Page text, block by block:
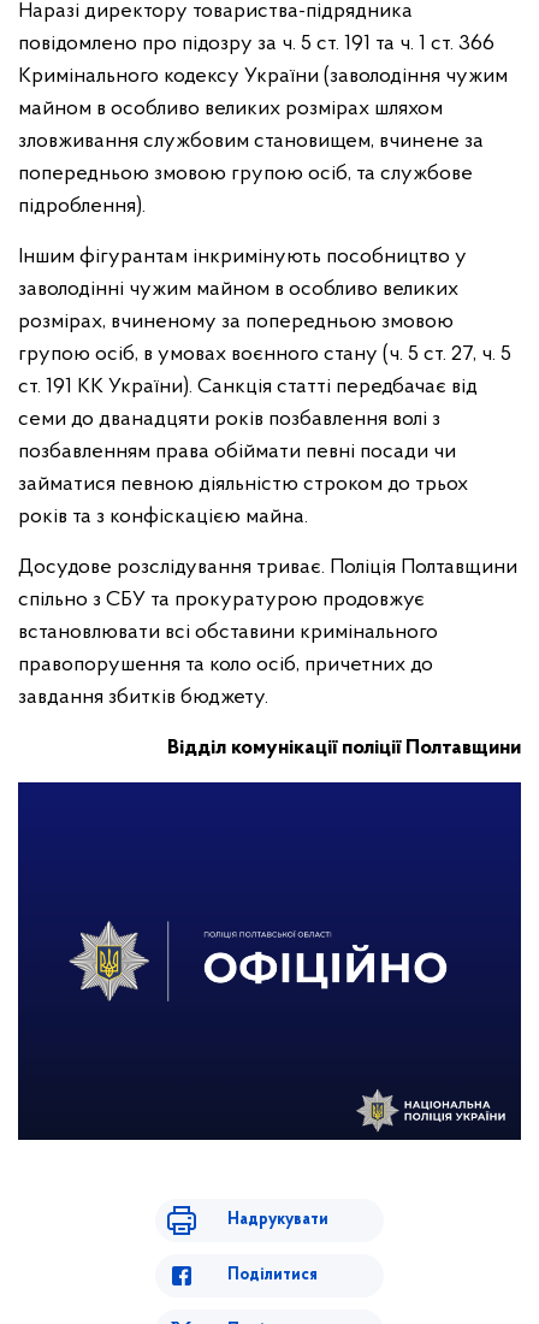
Наразі директору товариства-підрядника
повідомлено про підозру за ч. 5 ст. 191 та ч. 1 ст. 366
Кримінального кодексу України (заволодіння чужим
майном в особливо великих розмірах шляхом
зловживання службовим становищем, вчинене за
попередньою змовою групою осіб, та службове
підроблення).
Іншим фігурантам інкримінують пособництво у
заволодінні чужим майном в особливо великих
розмірах, вчиненому за попередньою змовою
групою осіб, в умовах воєнного стану (ч. 5 ст. 27, ч. 5
ст. 191 КК України). Санкція статті передбачає від
семи до дванадцяти років позбавлення волі з
позбавленням права обіймати певні посади чи
займатися певною діяльністю строком до трьох
років та з конфіскацією майна.
Досудове розслідування триває. Поліція Полтавщини
спільно з СБУ та прокуратурою продовжує
встановлювати всі обставини кримінального
правопорушення та коло осіб, причетних до
завдання збитків бюджету.
Відділ комунікації поліції Полтавщини
Надрукувати
Поділитися